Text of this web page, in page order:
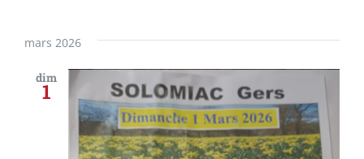
mars 2026
dim
1